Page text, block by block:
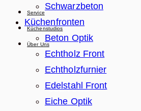
Service
Küchenstudios
Über Uns
ÜBER UNS
Schwarzbeton
Küchenfronten
Beton Optik
Echtholz Front
Echtholzfurnier
Edelstahl Front
Eiche Optik